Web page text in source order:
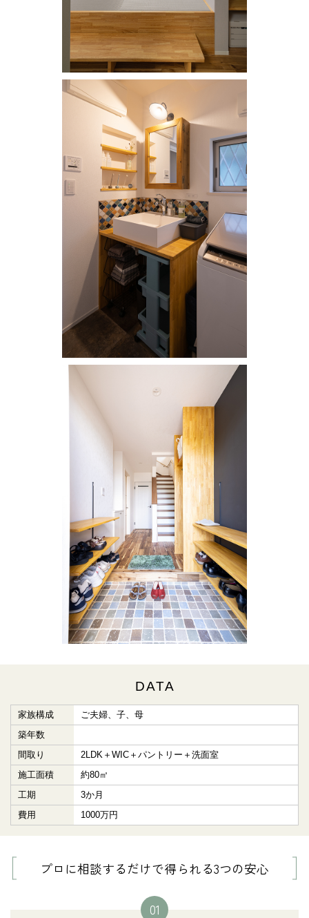
DATA
家族構成
ご夫婦、子、母
築年数
間取り
2LDK＋WIC＋パントリー＋洗面室
施工面積
約80㎡
工期
3か月
費用
1000万円
プロに相談するだけで得られる3つの安心
01